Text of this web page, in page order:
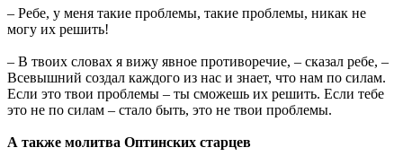
– Ребе, у меня такие проблемы, такие проблемы, никак не
могу их решить!
– В твоих словах я вижу явное противоречие, – сказал ребе, –
Всевышний создал каждого из нас и знает, что нам по силам.
Если это твои проблемы – ты сможешь их решить. Если тебе
это не по силам – стало быть, это не твои проблемы.
А также молитва Оптинских старцев